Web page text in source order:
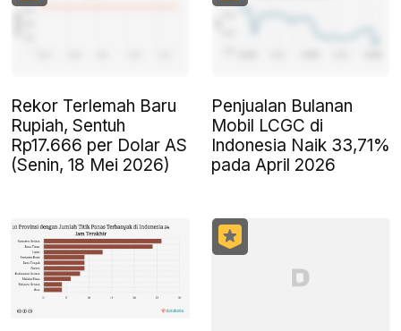
Rekor Terlemah Baru
Rupiah, Sentuh
Rp17.666 per Dolar AS
(Senin, 18 Mei 2026)
Penjualan Bulanan
Mobil LCGC di
Indonesia Naik 33,71%
pada April 2026